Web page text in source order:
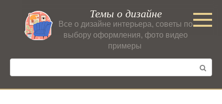
контенту
Темы о дизайне
Все о дизайне интерьера, советы по
выбору оформления, фото видео
примеры
Поиск: